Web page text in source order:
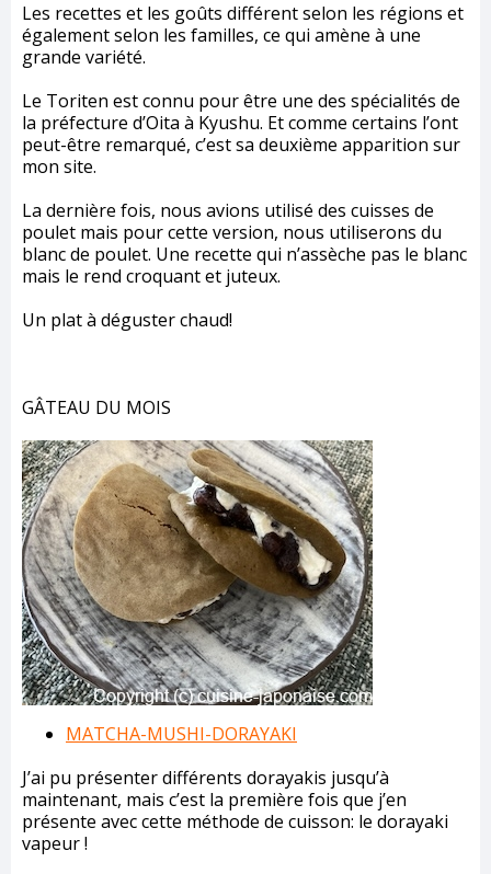
Les recettes et les goûts différent selon les régions et
également selon les familles, ce qui amène à une
grande variété.
Le Toriten est connu pour être une des spécialités de
la préfecture d’Oita à Kyushu. Et comme certains l’ont
peut-être remarqué, c’est sa deuxième apparition sur
mon site.
La dernière fois, nous avions utilisé des cuisses de
poulet mais pour cette version, nous utiliserons du
blanc de poulet. Une recette qui n’assèche pas le blanc
mais le rend croquant et juteux.
Un plat à déguster chaud!
GÂTEAU DU MOIS
MATCHA-MUSHI-DORAYAKI
J’ai pu présenter différents dorayakis jusqu’à
maintenant, mais c’est la première fois que j’en
présente avec cette méthode de cuisson: le dorayaki
vapeur !